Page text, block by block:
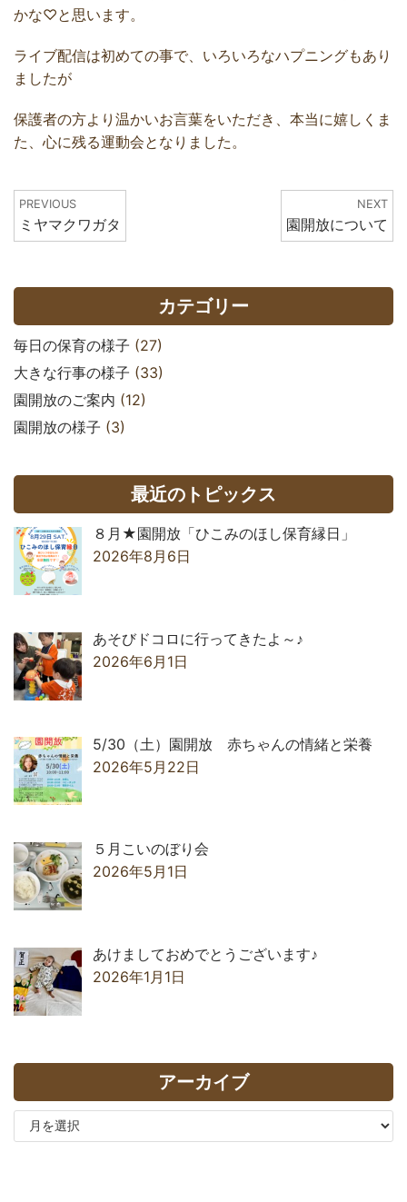
かな♡と思います。
ライブ配信は初めての事で、いろいろなハプニングもあり
ましたが
保護者の方より温かいお言葉をいただき、本当に嬉しくま
た、心に残る運動会となりました。
PREVIOUS
ミヤマクワガタ
NEXT
園開放について
カテゴリー
毎日の保育の様子 (27)
大きな行事の様子 (33)
園開放のご案内 (12)
園開放の様子 (3)
最近のトピックス
８月★園開放「ひこみのほし保育縁日」
2026年8月6日
あそびドコロに行ってきたよ～♪
2026年6月1日
5/30（土）園開放 赤ちゃんの情緒と栄養
2026年5月22日
５月こいのぼり会
2026年5月1日
あけましておめでとうございます♪
2026年1月1日
アーカイブ